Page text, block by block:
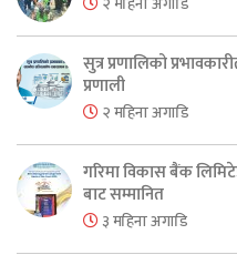
सुत्र प्रणालिको
प्रणाली
२ महिना अगाडि
गरिमा विकास बैंक
बाट सम्मानित
३ महिना अगाडि